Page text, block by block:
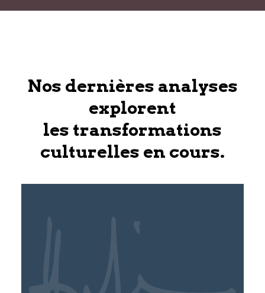
Nos dernières analyses
explorent
les transformations
culturelles en cours.